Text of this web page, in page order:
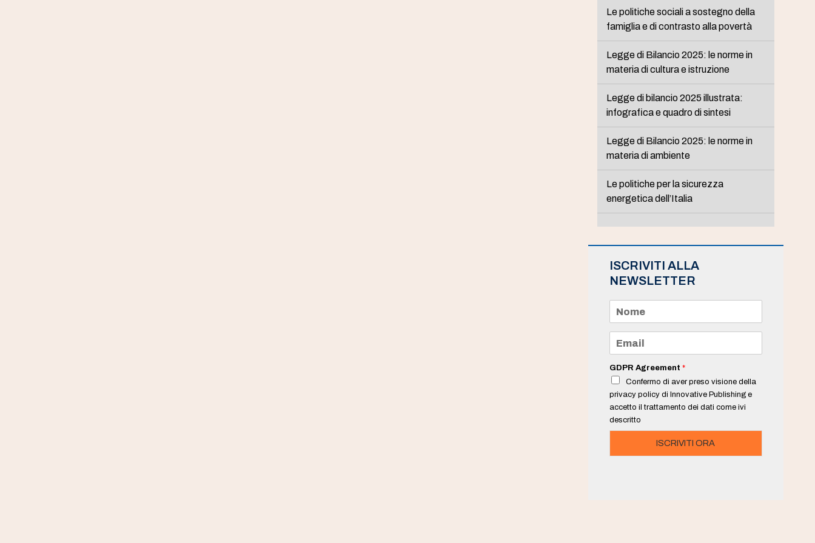
Le politiche sociali a sostegno della
famiglia e di contrasto alla povertà
Legge di Bilancio 2025: le norme in
materia di cultura e istruzione
Legge di bilancio 2025 illustrata:
infografica e quadro di sintesi
Legge di Bilancio 2025: le norme in
materia di ambiente
Le politiche per la sicurezza
energetica dell’Italia
ISCRIVITI ALLA
NEWSLETTER
m
e
a
i
*
GDPR Agreement *
Confermo di aver preso visione della
privacy policy di Innovative Publishing e
accetto il trattamento dei dati come ivi
descritto
ISCRIVITI ORA